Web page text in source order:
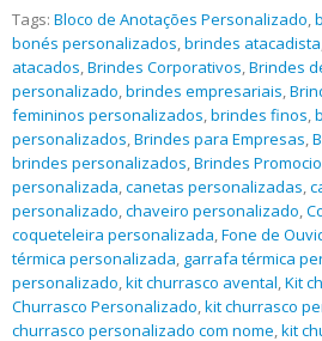
Tags: Bloco de Anotações Personalizado,
bonés personalizados,brindes atacadista
atacados,Brindes Corporativos,Brindes
personalizado,brindes empresariais,
femininos personalizados,brindes finos,
personalizados,Brindes para Empresas,
brindes personalizados,Brindes
personalizada,canetas personalizadas,
personalizado,chaveiro personalizado,
coqueteleira personalizada,Fone de
térmica personalizada, garrafa térmica
personalizado,kit churrasco avental,Kit
Churrasco Personalizado,kit churrasco
churrasco personalizado com nome,kit